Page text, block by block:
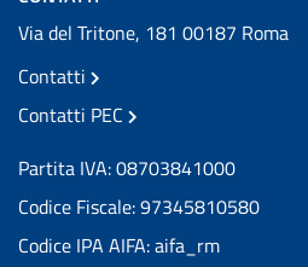
Via del Tritone, 181 00187 Roma
Contatti
Contatti PEC
Partita IVA: 08703841000
Codice Fiscale: 97345810580
Codice IPA AIFA: aifa_rm